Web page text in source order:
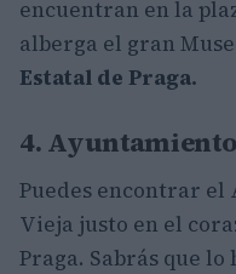
encuentran en la
alberga el gran
Estatal de Praga.
4.
Puedes encontrar el
Vieja justo en el
Praga. Sabrás que